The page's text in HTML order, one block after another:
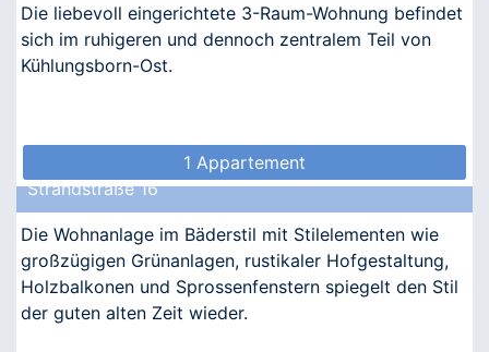
Die liebevoll eingerichtete 3-Raum-Wohnung befindet
sich im ruhigeren und dennoch zentralem Teil von
Kühlungsborn-Ost.
1 Appartement
Strandstraße 16
Die Wohnanlage im Bäderstil mit Stilelementen wie
großzügigen Grünanlagen, rustikaler Hofgestaltung,
Holzbalkonen und Sprossenfenstern spiegelt den Stil
der guten alten Zeit wieder.